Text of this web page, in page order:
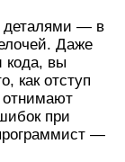
деталями — в
Даже
кода, вы
как отступ
отнимают
при
—